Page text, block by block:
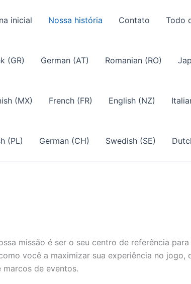
inicial Nossa história Contato Todo
(GR) German (AT) Romanian (RO)
(MX) French (FR) English (NZ)
(PL) German (CH) Swedish (SE)
missão é ser o seu centro de referência
você a maximizar sua experiência no
de eventos.